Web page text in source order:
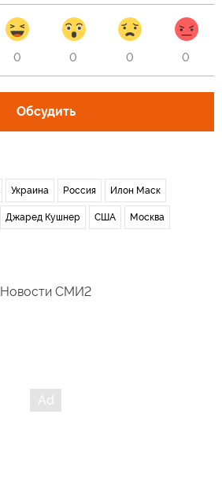
0 0 0 0
Обсудить
Украина Россия Илон Маск
Джаред Кушнер США Москва
Новости СМИ2